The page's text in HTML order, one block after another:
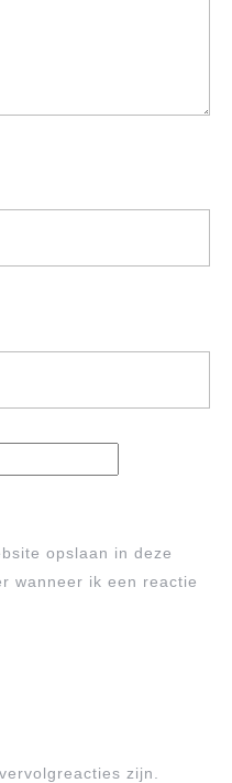
opslaan in deze
wanneer ik een reactie
zijn.